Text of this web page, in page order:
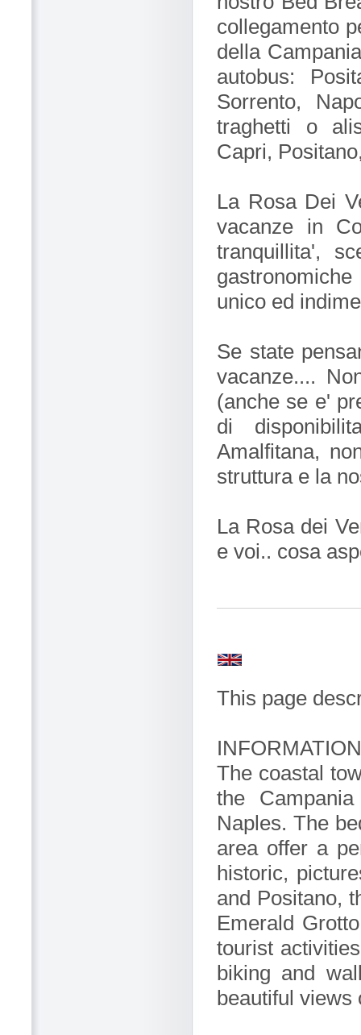
collegamento
della
autobus:
Sorrento,
traghetti o
Capri,
La Rosa Dei
vacanze in
tranquillita',
unico ed
Se state
vacanze....
(anche se e'
di
Amalfitana,
struttura e la
La Rosa dei
e voi.. cosa
This page
The coastal
the
Naples. The
area offer a
historic,
and Positano,
Emerald
tourist
biking and
beautiful views